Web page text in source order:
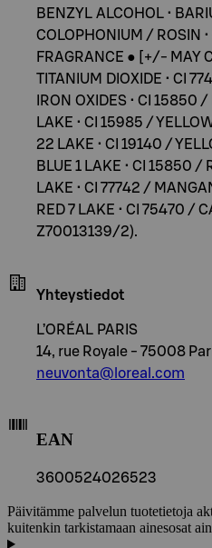
BENZYL ALCOHOL •
COLOPHONIUM / ROSIN
FRAGRANCE ● [+/- MAY
TITANIUM DIOXIDE • CI
IRON OXIDES • CI 15850
LAKE • CI 15985 /
22 LAKE • CI 19140 /
BLUE 1 LAKE • CI 15850 /
LAKE • CI 77742 /
RED 7 LAKE • CI 75470 /
Z70013139/2).
Yhteystiedot
L’ORÉAL PARIS
14, rue Royale - 75008
neuvonta@loreal.com
EAN
3600524026523
Päivitämme palvelun tuotetietoja
kuitenkin tarkistamaan ainesosat